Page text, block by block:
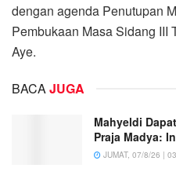
dengan agenda Penutupan
Pembukaan Masa Sidang III
Aye.
BACAJUGA
Mahyeldi
Praja Madya:
JUMAT, 07/8/26 |